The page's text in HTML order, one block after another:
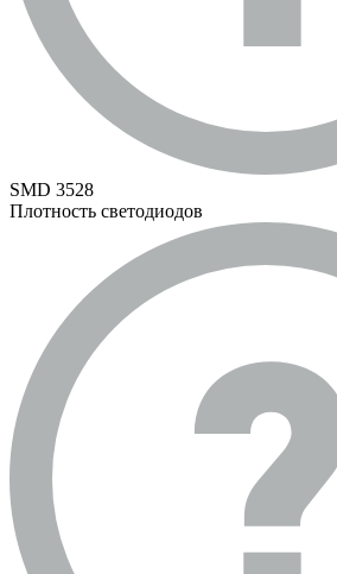
SMD 3528
Плотность светодиодов